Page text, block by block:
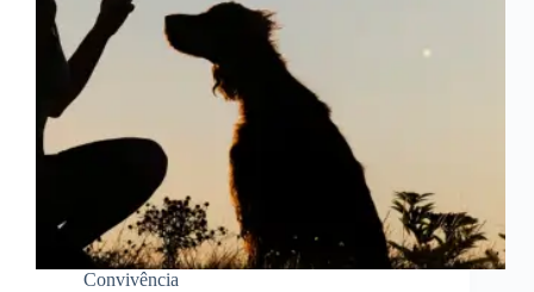
Convivência